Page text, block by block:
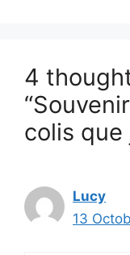
4
colis que
Lucy
13